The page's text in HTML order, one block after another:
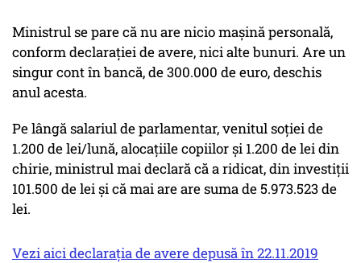
Ministrul se pare că nu are nicio mașină personală,
conform declarației de avere, nici alte bunuri. Are un
singur cont în bancă, de 300.000 de euro, deschis
anul acesta.
Pe lângă salariul de parlamentar, venitul soției de
1.200 de lei/lună, alocațiile copiilor și 1.200 de lei din
chirie, ministrul mai declară că a ridicat, din investiții
101.500 de lei și că mai are are suma de 5.973.523 de
lei.
Vezi aici declarația de avere depusă în 22.11.2019